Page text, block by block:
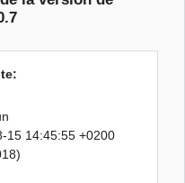
14:45:55 +0200